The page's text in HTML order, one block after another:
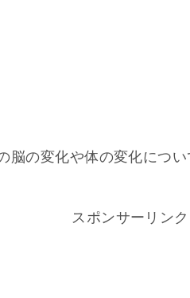
脳の変化や体の変化につい
スポンサーリンク